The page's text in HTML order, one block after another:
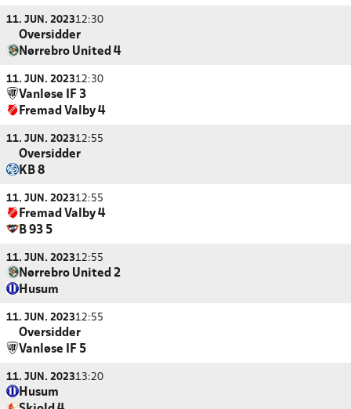
11. JUN. 202312:30
Oversidder
Nørrebro United 4
11. JUN. 202312:30
Vanløse IF 3
Fremad Valby 4
11. JUN. 202312:55
Oversidder
KB 8
11. JUN. 202312:55
Fremad Valby 4
B 93 5
11. JUN. 202312:55
Nørrebro United 2
Husum
11. JUN. 202312:55
Oversidder
Vanløse IF 5
11. JUN. 202313:20
Husum